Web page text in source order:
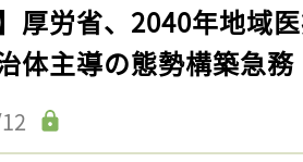
】厚労省、2040年地域
体主導の態勢構築急務